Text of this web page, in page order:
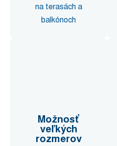
na terasách a
balkónoch
Možnosť
veľkých
rozmerov